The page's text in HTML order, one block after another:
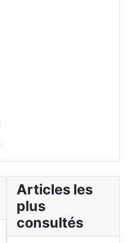
Articles les
plus
consultés